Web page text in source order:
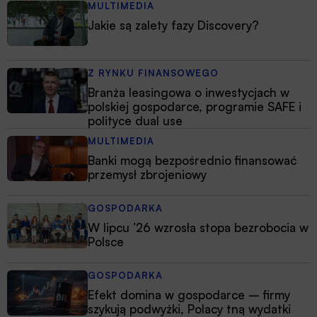
MULTIMEDIA
Jakie są zalety fazy Discovery?
Z RYNKU FINANSOWEGO
Branża leasingowa o inwestycjach w
polskiej gospodarce, programie SAFE i
polityce dual use
MULTIMEDIA
Banki mogą bezpośrednio finansować
przemysł zbrojeniowy
GOSPODARKA
W lipcu ’26 wzrosła stopa bezrobocia w
Polsce
GOSPODARKA
Efekt domina w gospodarce – firmy
szykują podwyżki, Polacy tną wydatki